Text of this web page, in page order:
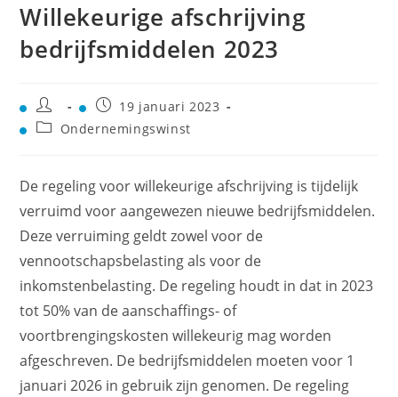
Willekeurige afschrijving
bedrijfsmiddelen 2023
19 januari 2023
Ondernemingswinst
De regeling voor willekeurige afschrijving is tijdelijk
verruimd voor aangewezen nieuwe bedrijfsmiddelen.
Deze verruiming geldt zowel voor de
vennootschapsbelasting als voor de
inkomstenbelasting. De regeling houdt in dat in 2023
tot 50% van de aanschaffings- of
voortbrengingskosten willekeurig mag worden
afgeschreven. De bedrijfsmiddelen moeten voor 1
januari 2026 in gebruik zijn genomen. De regeling